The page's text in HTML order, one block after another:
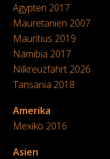
Ägypten 2017
Mauretanien 2007
Mauritius 2019
Namibia 2017
Nilkreuzfahrt 2026
Tansania 2018
Amerika
Mexiko 2016
Asien